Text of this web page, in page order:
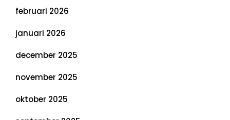
februari 2026
januari 2026
december 2025
november 2025
oktober 2025